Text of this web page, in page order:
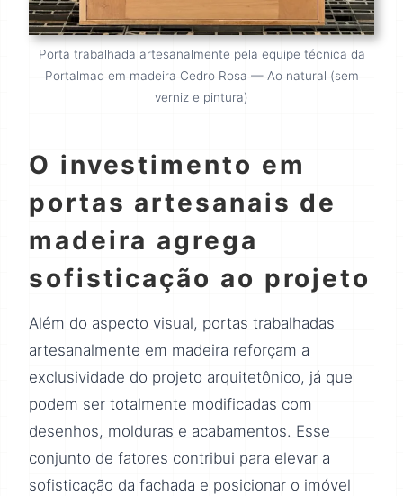
Porta trabalhada artesanalmente pela equipe técnica da
Portalmad em madeira Cedro Rosa — Ao natural (sem
verniz e pintura)
O investimento em
portas artesanais de
madeira agrega
sofisticação ao projeto
Além do aspecto visual, portas trabalhadas
artesanalmente em madeira reforçam a
exclusividade do projeto arquitetônico, já que
podem ser totalmente modificadas com
desenhos, molduras e acabamentos. Esse
conjunto de fatores contribui para elevar a
sofisticação da fachada e posicionar o imóvel